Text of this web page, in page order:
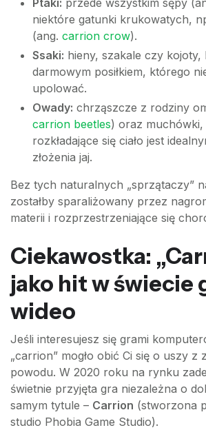
Ptaki: przede wszystkim sępy
niektóre gatunki krukowatych,
(ang. carrion crow).
Ssaki: hieny, szakale czy kojoty,
darmowym posiłkiem, którego
upolować.
Owady: chrząszcze z rodziny
carrion beetles) oraz
rozkładające się ciało jest
złożenia jaj.
Bez tych naturalnych „sprzątaczy”
zostałby sparaliżowany przez
materii i rozprzestrzeniające się
Ciekawostka:
jako hit w świecie
wideo
Jeśli interesujesz się grami
„carrion” mogło obić Ci się o uszy z
powodu. W 2020 roku na rynku
świetnie przyjęta gra niezależna o
samym tytule – Carrion (stworzona
studio Phobia Game Studio).